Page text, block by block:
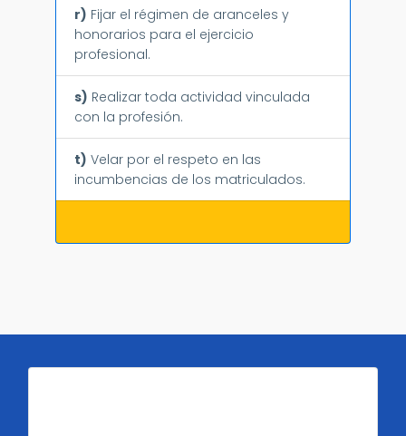
r) Fijar el régimen de aranceles y
honorarios para el ejercicio
profesional.
s) Realizar toda actividad vinculada
con la profesión.
t) Velar por el respeto en las
incumbencias de los matriculados.